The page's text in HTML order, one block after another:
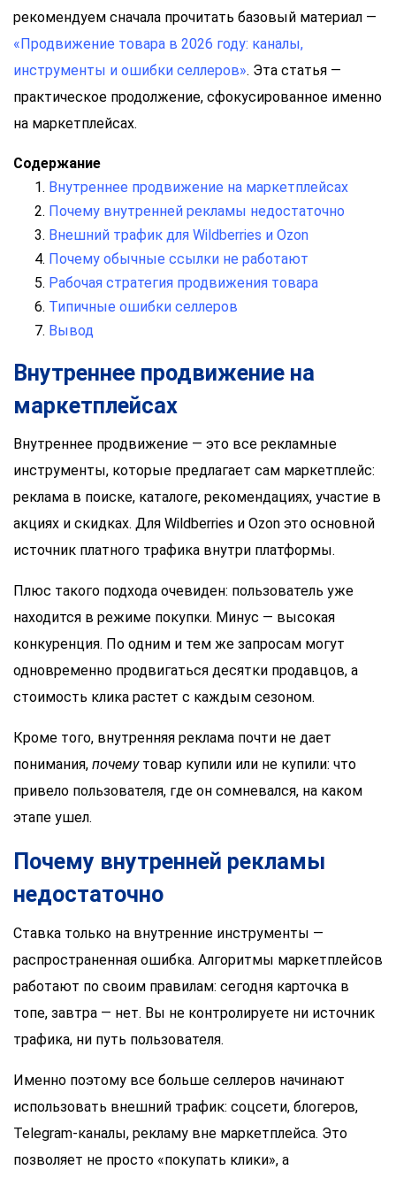
рекомендуем сначала прочитать базовый материал —
«Продвижение товара в 2026 году: каналы,
инструменты и ошибки селлеров». Эта статья —
практическое продолжение, сфокусированное именно
на маркетплейсах.
Содержание
Внутреннее продвижение на маркетплейсах
Почему внутренней рекламы недостаточно
Внешний трафик для Wildberries и Ozon
Почему обычные ссылки не работают
Рабочая стратегия продвижения товара
Типичные ошибки селлеров
Вывод
Внутреннее продвижение на
маркетплейсах
Внутреннее продвижение — это все рекламные
инструменты, которые предлагает сам маркетплейс:
реклама в поиске, каталоге, рекомендациях, участие в
акциях и скидках. Для Wildberries и Ozon это основной
источник платного трафика внутри платформы.
Плюс такого подхода очевиден: пользователь уже
находится в режиме покупки. Минус — высокая
конкуренция. По одним и тем же запросам могут
одновременно продвигаться десятки продавцов, а
стоимость клика растет с каждым сезоном.
Кроме того, внутренняя реклама почти не дает
понимания, почемутовар купили или не купили: что
привело пользователя, где он сомневался, на каком
этапе ушел.
Почему внутренней рекламы
недостаточно
Ставка только на внутренние инструменты —
распространенная ошибка. Алгоритмы маркетплейсов
работают по своим правилам: сегодня карточка в
топе, завтра — нет. Вы не контролируете ни источник
трафика, ни путь пользователя.
Именно поэтому все больше селлеров начинают
использовать внешний трафик: соцсети, блогеров,
Telegram-каналы, рекламу вне маркетплейса. Это
позволяет не просто «покупать клики», а